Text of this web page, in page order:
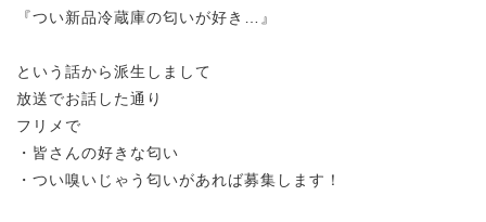
『つい新品冷蔵庫の匂いが好き…』
という話から派生しまして
放送でお話した通り
フリメで
・皆さんの好きな匂い
・つい嗅いじゃう匂いがあれば募集します！